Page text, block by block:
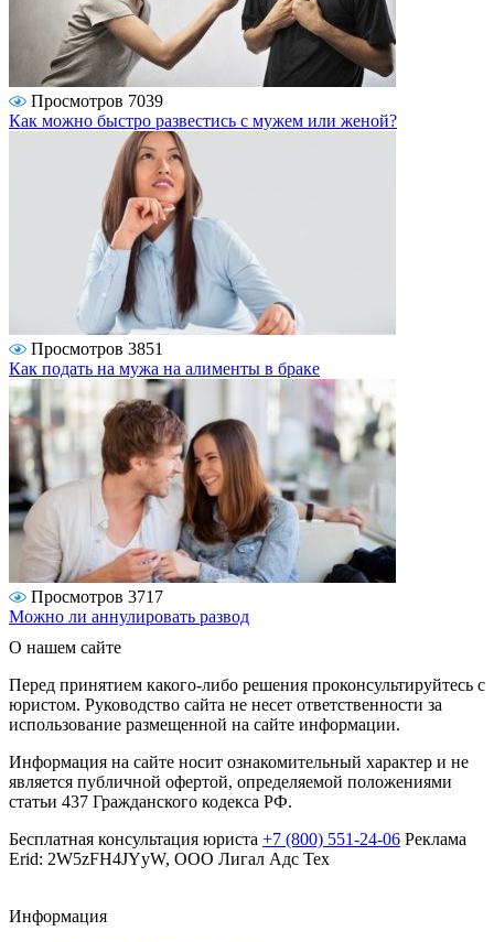
Просмотров 7039
Как можно быстро развестись с мужем или женой?
Просмотров 3851
Как подать на мужа на алименты в браке
Просмотров 3717
Можно ли аннулировать развод
О нашем сайте
Перед принятием какого-либо решения проконсультируйтесь с
юристом. Руководство сайта не несет ответственности за
использование размещенной на сайте информации.
Информация на сайте носит ознакомительный характер и не
является публичной офертой, определяемой положениями
статьи 437 Гражданского кодекса РФ.
Бесплатная консультация юриста +7 (800) 551-24-06 Реклама
Erid: 2W5zFH4JYyW, ООО Лигал Адс Тех
Информация